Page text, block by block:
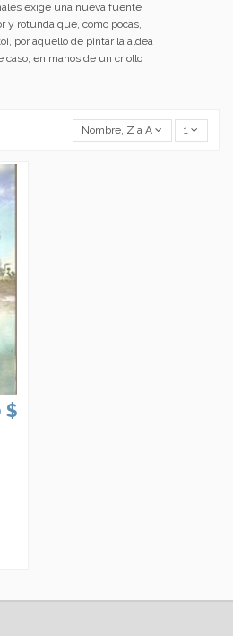
exige una nueva fuente
y rotunda que, como pocas,
por aquello de pintar la aldea
caso, en manos de un criollo
Nombre, Z a A 1
$